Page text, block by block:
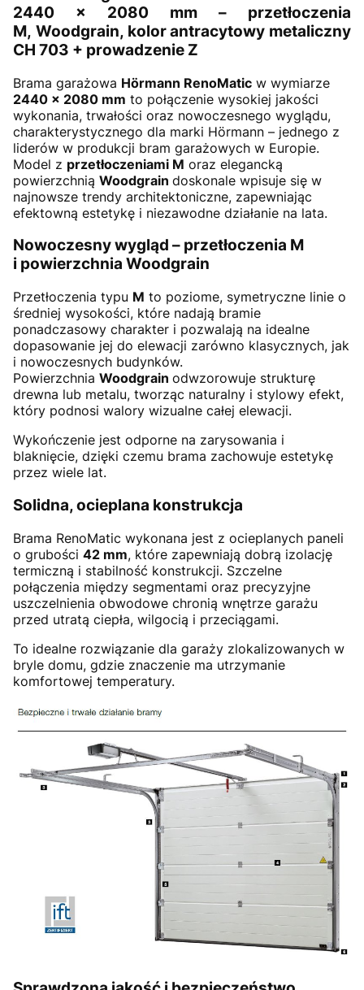
2440 × 2080 mm – przetłoczenia
M, Woodgrain, kolor antracytowy metaliczny
CH 703 + prowadzenie Z
Brama garażowa Hörmann RenoMatic w wymiarze
2440 × 2080 mm to połączenie wysokiej jakości
wykonania, trwałości oraz nowoczesnego wyglądu,
charakterystycznego dla marki Hörmann – jednego z
liderów w produkcji bram garażowych w Europie.
Model z przetłoczeniami M oraz elegancką
powierzchnią Woodgrain doskonale wpisuje się w
najnowsze trendy architektoniczne, zapewniając
efektowną estetykę i niezawodne działanie na lata.
Nowoczesny wygląd – przetłoczenia M
i powierzchnia Woodgrain
Przetłoczenia typu M to poziome, symetryczne linie o
średniej wysokości, które nadają bramie
ponadczasowy charakter i pozwalają na idealne
dopasowanie jej do elewacji zarówno klasycznych, jak
i nowoczesnych budynków.
Powierzchnia Woodgrain odwzorowuje strukturę
drewna lub metalu, tworząc naturalny i stylowy efekt,
który podnosi walory wizualne całej elewacji.
Wykończenie jest odporne na zarysowania i
blaknięcie, dzięki czemu brama zachowuje estetykę
przez wiele lat.
Solidna, ocieplana konstrukcja
Brama RenoMatic wykonana jest z ocieplanych paneli
o grubości 42 mm, które zapewniają dobrą izolację
termiczną i stabilność konstrukcji. Szczelne
połączenia między segmentami oraz precyzyjne
uszczelnienia obwodowe chronią wnętrze garażu
przed utratą ciepła, wilgocią i przeciągami.
To idealne rozwiązanie dla garaży zlokalizowanych w
bryle domu, gdzie znaczenie ma utrzymanie
komfortowej temperatury.